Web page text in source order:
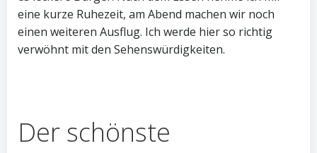
eine kurze Ruhezeit, am Abend machen wir noch
einen weiteren Ausflug. Ich werde hier so richtig
verwöhnt mit den Sehenswürdigkeiten.
Der schönste